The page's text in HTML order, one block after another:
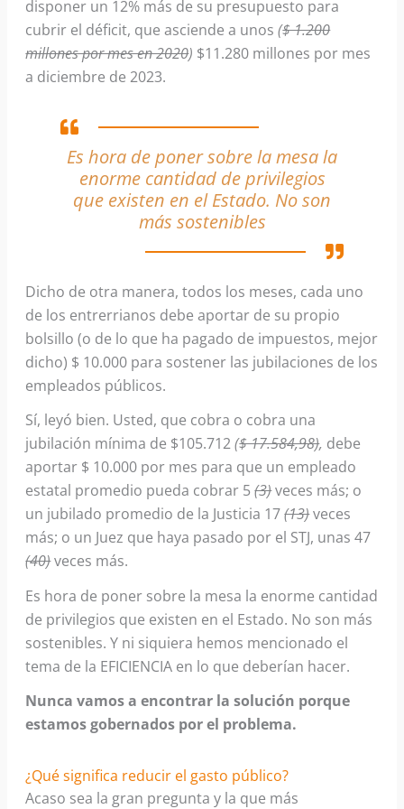
disponer un 12% más de su presupuesto para
cubrir el déficit, que asciende a unos($ 1.200
millones por mes en 2020) $11.280 millones por mes
a diciembre de 2023.
Es hora de poner sobre la mesa la
enorme cantidad de privilegios
que existen en el Estado. No son
más sostenibles
Dicho de otra manera, todos los meses, cada uno
de los entrerrianos debe aportar de su propio
bolsillo (o de lo que ha pagado de impuestos, mejor
dicho) $ 10.000 para sostener las jubilaciones de los
empleados públicos.
Sí, leyó bien. Usted, que cobra o cobra una
jubilación mínima de $105.712($ 17.584,98), debe
aportar $ 10.000 por mes para que un empleado
estatal promedio pueda cobrar 5(3)veces más; o
un jubilado promedio de la Justicia 17(13)veces
más; o un Juez que haya pasado por el STJ, unas 47
(40)veces más.
Es hora de poner sobre la mesa la enorme cantidad
de privilegios que existen en el Estado. No son más
sostenibles. Y ni siquiera hemos mencionado el
tema de la EFICIENCIA en lo que deberían hacer.
Nunca vamos a encontrar la solución porque
estamos gobernados por el problema.
¿Qué significa reducir el gasto público?
Acaso sea la gran pregunta y la que más